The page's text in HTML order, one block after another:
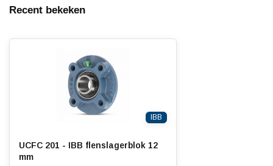
Recent bekeken
IBB
UCFC 201 - IBB flenslagerblok 12
mm